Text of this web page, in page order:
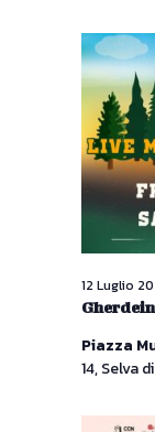
12 Luglio
Piazza
14, Selva